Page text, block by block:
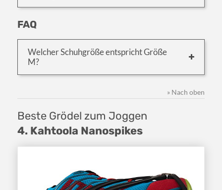
FAQ
Welcher Schuhgröße entspricht Größe
M?
» Nach oben
Beste Grödel zum Joggen
4. Kahtoola Nanospikes